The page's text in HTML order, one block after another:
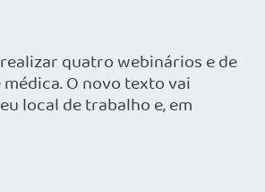
quatro webinários e de
O novo texto vai
local de trabalho e, em